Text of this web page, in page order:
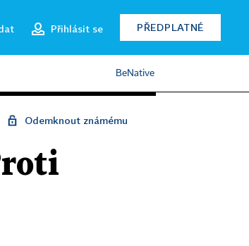
Přihlásit se PŘEDPLATNÉ
BeNative
Odemknout známému